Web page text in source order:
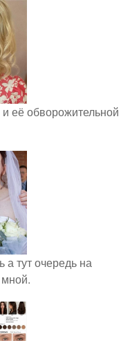
её обворожительной
тут очередь на